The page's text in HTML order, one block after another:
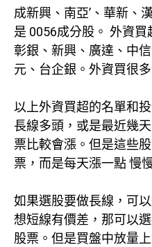
成新興、南亞’、華新、
是 0056成分股。 外資買
彰銀、新興、廣達、中
元、台企銀。外資買很多
以上外資買超的名單和
長線多頭，或是最近幾
票比較會漲。但是這些
票，而是每天漲一點 慢
如果選股要做長線，可
想短線有價差，那可以
股票。但是買盤中放量